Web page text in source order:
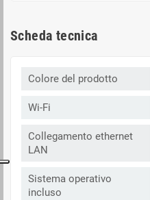
Scheda tecnica
Colore del prodotto
Wi-Fi
Collegamento ethernet
LAN
Sistema operativo
incluso